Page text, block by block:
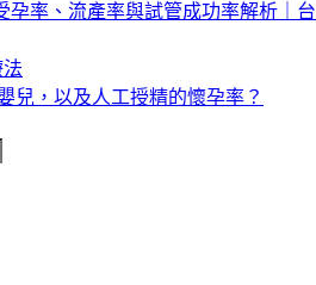
孕率、流產率與試管成功率解析｜台
兒，以及人工授精的懷孕率？